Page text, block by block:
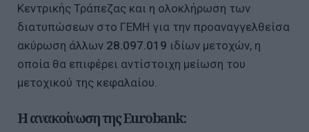
Κεντρικής Τράπεζας και η ολοκλήρωση των
διατυπώσεων στο ΓΕΜΗ για την προαναγγελθείσα
ακύρωση άλλων 28.097.019 ιδίων μετοχών, η
οποία θα επιφέρει αντίστοιχη μείωση του
μετοχικού της κεφαλαίου.
H ανακοίνωση της Eurobank: